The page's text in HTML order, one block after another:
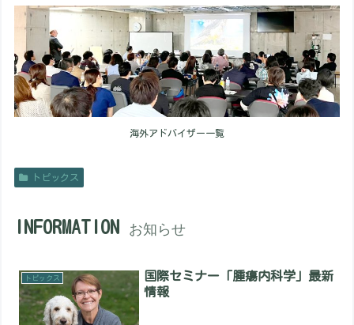
海外アドバイザー一覧
トピックス
INFORMATION お知らせ
トピックス
国際セミナー「腫瘍内科学」最新
情報